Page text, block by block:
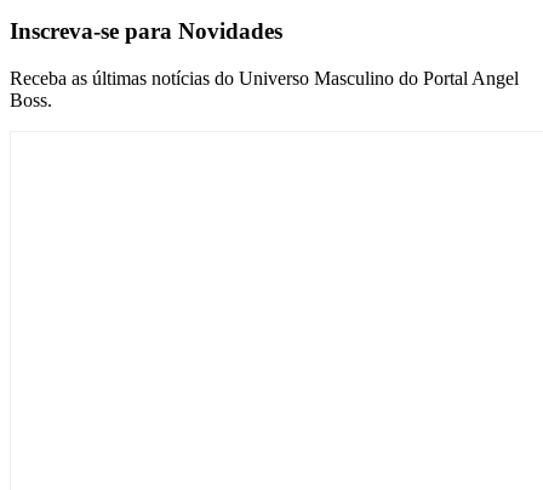
Inscreva-se para Novidades
Receba as últimas notícias do Universo Masculino do Portal Angel
Boss.